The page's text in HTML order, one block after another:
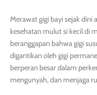
Merawat gigi bayi sejak dini
kesehatan mulut si kecil di
beranggapan bahwa gigi
digantikan oleh gigi
berperan besar dalam
mengunyah, dan menjaga